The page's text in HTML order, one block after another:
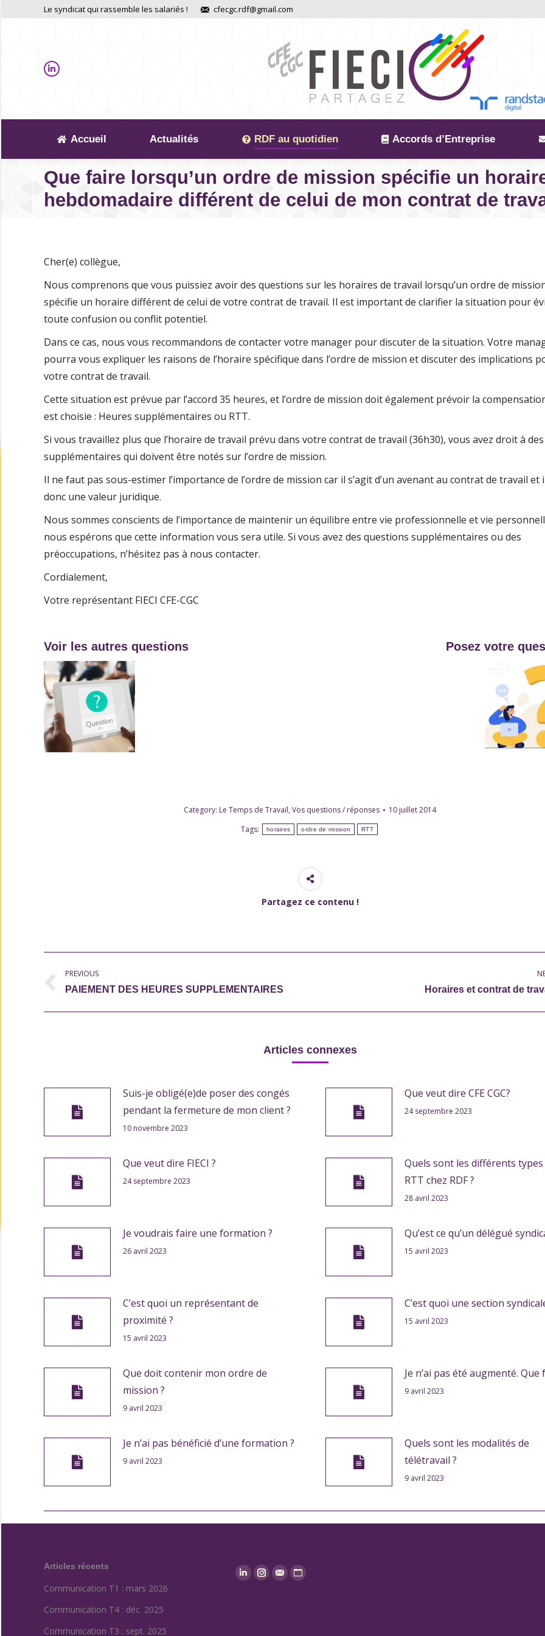
Le syndicat qui rassemble les salariés ! cfecgc.rdf@gmail.com
Accueil Actualités RDF au quotidien Accords d’Entreprise
Que faire lorsqu’un ordre de mission spécifie un
hebdomadaire différent de celui de mon contrat de
Cher(e) collègue,
Nous comprenons que vous puissiez avoir des questions sur les horaires de travail lorsqu’un ordre de
spécifie un horaire différent de celui de votre contrat de travail. Il est important de clarifier la situation pour
toute confusion ou conflit potentiel.
Dans ce cas, nous vous recommandons de contacter votre manager pour discuter de la situation. Votre
pourra vous expliquer les raisons de l’horaire spécifique dans l’ordre de mission et discuter des implications
votre contrat de travail.
Cette situation est prévue par l’accord 35 heures, et l’ordre de mission doit également prévoir la
est choisie : Heures supplémentaires ou RTT.
Si vous travaillez plus que l’horaire de travail prévu dans votre contrat de travail (36h30), vous avez droit à
supplémentaires qui doivent être notés sur l’ordre de mission.
Il ne faut pas sous-estimer l’importance de l’ordre de mission car il s’agit d’un avenant au contrat de travail et
donc une valeur juridique.
Nous sommes conscients de l’importance de maintenir un équilibre entre vie professionnelle et vie
nous espérons que cette information vous sera utile. Si vous avez des questions supplémentaires ou des
préoccupations, n’hésitez pas à nous contacter.
Cordialement,
Votre représentant FIECI CFE-CGC
Voir les autres questions Posez votre
Category: Le Temps de Travail, Vos questions / réponses
10 juillet 2014
Tags:
horaires ordre de mission RTT
Partagez ce contenu !
navigation
PREVIOUS
Previous
PAIEMENT DES HEURES SUPPLEMENTAIRES Horaires et contrat de
Articles connexes
Suis-je obligé(e)de poser des congés
pendant la fermeture de mon client ?
10 novembre 2023
Que veut dire CFE CGC?
24 septembre 2023
Que veut dire FIECI ?
24 septembre 2023
Quels sont les différents types
RTT chez RDF ?
28 avril 2023
Je voudrais faire une formation ?
26 avril 2023
Qu’est ce qu’un délégué
15 avril 2023
C’est quoi un représentant de
proximité ?
15 avril 2023
C’est quoi une section
15 avril 2023
Que doit contenir mon ordre de
mission ?
9 avril 2023
Je n’ai pas été augmenté. Que
9 avril 2023
Je n’ai pas bénéficié d’une formation ?
9 avril 2023
Quels sont les modalités de
télétravail ?
9 avril 2023
Articles récents
Communication T1 : mars 2026
Communication T4 : déc. 2025
Communication T3 : sept. 2025
Find us on:
LinkedinInstagram
MailWebsite